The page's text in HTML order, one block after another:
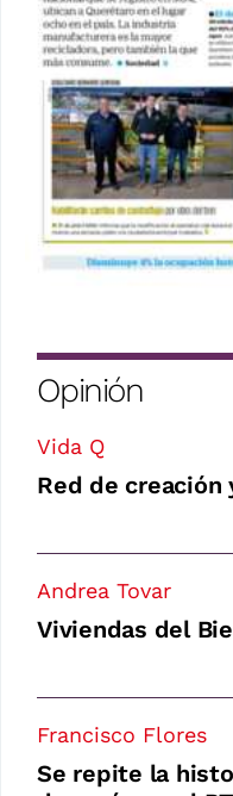
Opinión
Vida Q
Red de creación
Andrea Tovar
Viviendas del
Francisco Flores
Se repite la